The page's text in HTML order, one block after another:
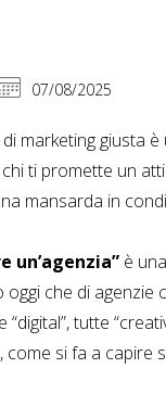
07/08/2025
marketing giusta è
chi ti promette un
mansarda in
un’agenzia” è
che di agenzie
“digital”, tutte
come si fa a capire